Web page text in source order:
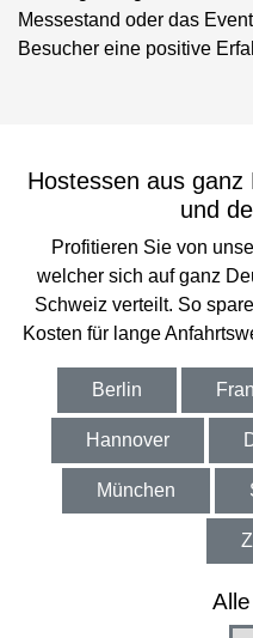
Messestand oder das
Besucher eine positive
Hostessen aus
und
Profitieren Sie von
welcher sich auf ganz
Schweiz verteilt. So
Kosten für lange
Berlin
Hannover
München